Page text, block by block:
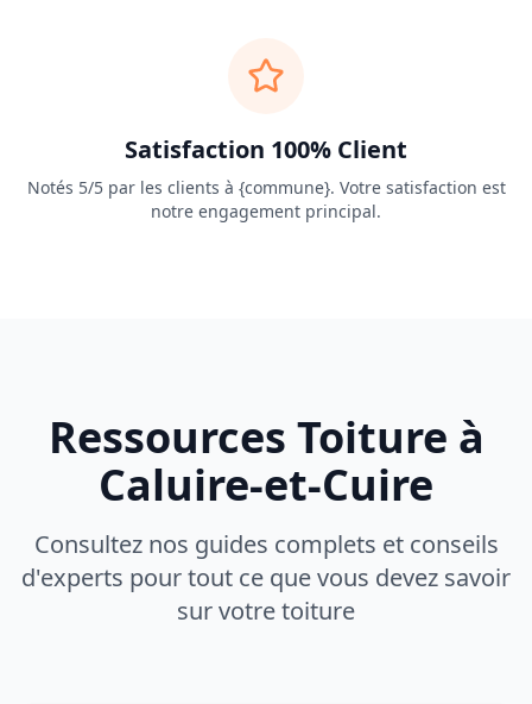
Satisfaction 100% Client
Notés 5/5 par les clients à {commune}. Votre satisfaction est
notre engagement principal.
Ressources Toiture à
Caluire-et-Cuire
Consultez nos guides complets et conseils
d'experts pour tout ce que vous devez savoir
sur votre toiture